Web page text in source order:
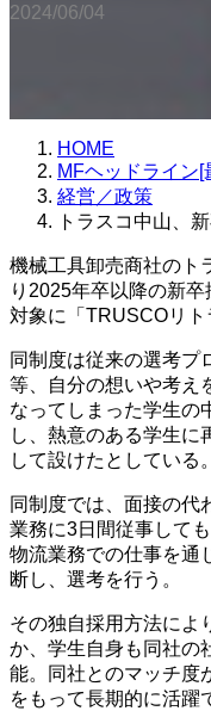
2024/06/04
HOME
MFヘッドライン[
経営／政策
トラスコ中山、
機械工具卸売商社のト
り2025年卒以降の新
対象に「TRUSCOリト
同制度は従来の選考プ
等、自分の想いや考え
なってしまった学生の
し、熱意のある学生に
して設けたとしている。
同制度では、面接の代
業務に3日間従事して
物流業務での仕事を通
断し、選考を行う。
その独自採用方法によ
か、学生自身も同社の
能。同社とのマッチ度
をもって長期的に活躍